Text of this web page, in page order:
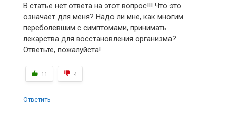
В статье нет ответа на этот вопрос!!! Что это
означает для меня? Надо ли мне, как многим
переболевшим с симптомами, принимать
лекарства для восстановления организма?
Ответьте, пожалуйста!
11 4
Ответить